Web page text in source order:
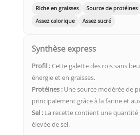
Riche en graisses
Source de protéines
Assez calorique
Assez sucré
Synthèse express
Profil : Cette galette des rois sans
énergie et en graisses.
Protéines : Une source modérée de
principalement grâce à la farine et
Sel : La recette contient une
élevée de sel.